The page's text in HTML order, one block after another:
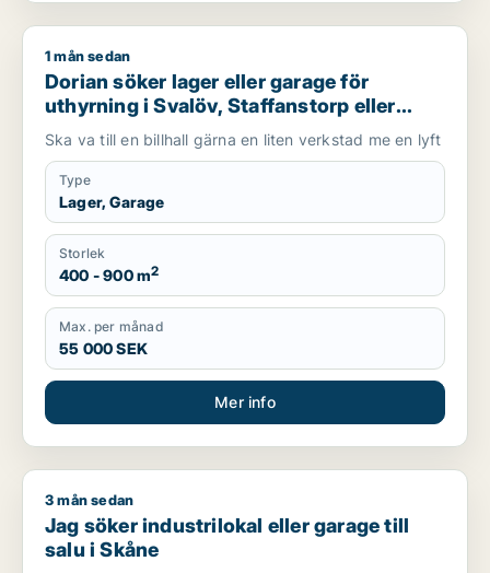
Dorian söker lager eller garage för uthyrning i Svalöv,
1 mån sedan
Dorian söker lager eller garage för
uthyrning i Svalöv, Staffanstorp eller
Burlöv m.fl.
Ska va till en billhall gärna en liten verkstad me en lyft
Type
Lager, Garage
Storlek
400 - 900 m2
Max. per månad
55 000 SEK
Mer info
Jag söker industrilokal eller garage till salu i Skåne
3 mån sedan
Jag söker industrilokal eller garage till
salu i Skåne